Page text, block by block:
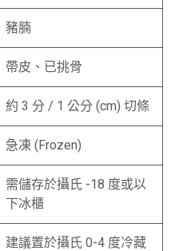
豬腩
帶皮、已挑骨
約 3 分 / 1 公分 (cm) 切條
急凍 (Frozen)
需儲存於攝氏 -18 度或以
下冰櫃
建議置於攝氏 0-4 度冷藏